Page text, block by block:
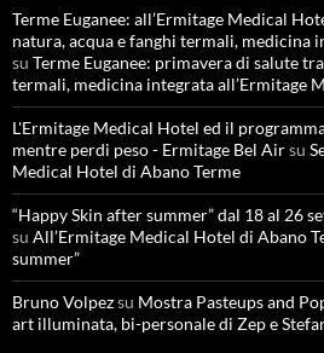
Terme Euganee: all’Ermitage Medical
natura, acqua e fanghi termali, medicina
su Terme Euganee: primavera di salute
termali, medicina integrata all’Ermitage
L'Ermitage Medical Hotel ed il
mentre perdi peso - Ermitage Bel Airsu
Medical Hotel di Abano Terme
“Happy Skin after summer” dal 18 al 26
su All’Ermitage Medical Hotel di Abano
summer”
Bruno Volpezsu Mostra Pasteups and
art illuminata, bi-personale di Zep e